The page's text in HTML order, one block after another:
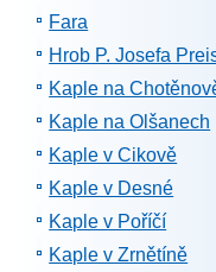
Fara
Hrob P. Josefa
Kaple na
Kaple na Olšanech
Kaple v Cikově
Kaple v Desné
Kaple v Poříčí
Kaple v Zrnětíně